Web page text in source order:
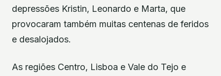
depressões Kristin, Leonardo e Marta, que
provocaram também muitas centenas de feridos
e desalojados.
As regiões Centro, Lisboa e Vale do Tejo e